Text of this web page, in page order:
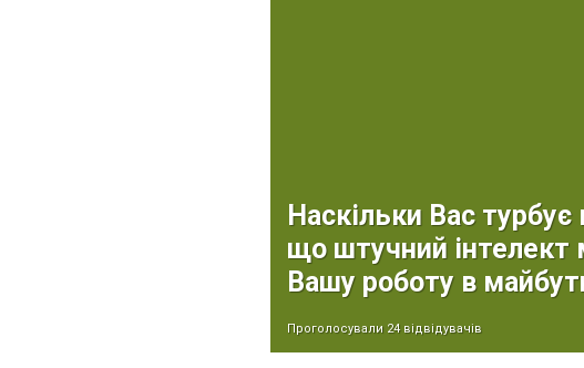
Наскільки Вас
що штучний інтелект
Вашу роботу в
Проголосували 24 відвідувачів